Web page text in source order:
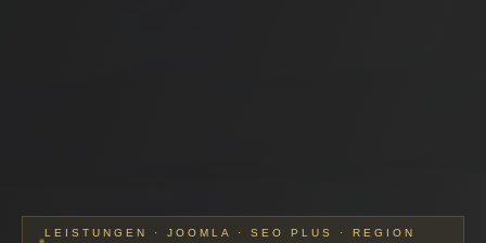
LEISTUNGEN · JOOMLA · SEO PLUS · REGION